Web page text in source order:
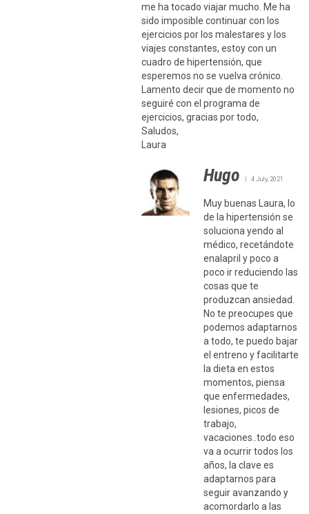
me ha tocado viajar mucho. Me ha
sido imposible continuar con los
ejercicios por los malestares y los
viajes constantes, estoy con un
cuadro de hipertensión, que
esperemos no se vuelva crónico.
Lamento decir que de momento no
seguiré con el programa de
ejercicios, gracias por todo,
Saludos,
Laura
Hugo 4 July, 2021
Muy buenas Laura, lo
de la hipertensión se
soluciona yendo al
médico, recetándote
enalapril y poco a
poco ir reduciendo las
cosas que te
produzcan ansiedad.
No te preocupes que
podemos adaptarnos
a todo, te puedo bajar
el entreno y facilitarte
la dieta en estos
momentos, piensa
que enfermedades,
lesiones, picos de
trabajo,
vacaciones..todo eso
va a ocurrir todos los
años, la clave es
adaptarnos para
seguir avanzando y
acomordarlo a las